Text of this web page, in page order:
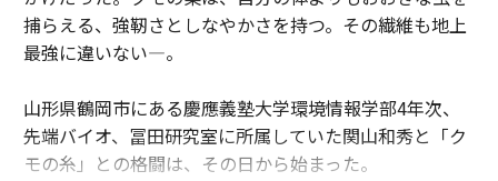
捕らえる、強靭さとしなやかさを持つ。その繊維も地上
最強に違いない—。
山形県鶴岡市にある慶應義塾大学環境情報学部4年次、
先端バイオ、冨田研究室に所属していた関山和秀と「ク
モの糸」との格闘は、その日から始まった。